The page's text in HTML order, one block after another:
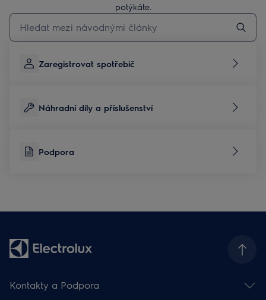
potýkáte.
Pro vyhledávání v článcích technické podpory začněte psát
Zaregistrovat spotřebič
Náhradní díly a příslušenství
Podpora
Kontakty a Podpora